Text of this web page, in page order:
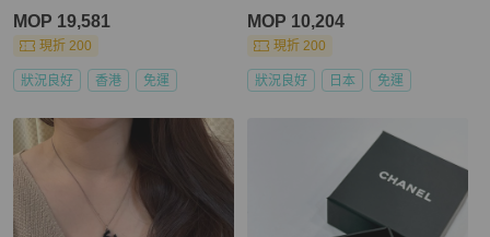
MOP 19,581
現折 200
狀況良好 香港 免運
MOP 10,204
現折 200
狀況良好 日本 免運